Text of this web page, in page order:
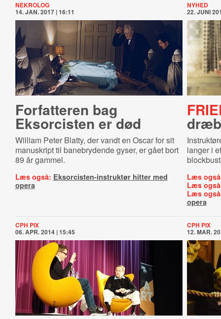
NEKROLOG
14. JAN. 2017 | 16:11
Forfatteren bag
Eksorcisten er død
William Peter Blatty, der vandt en Oscar for sit
manuskript til banebrydende gyser, er gået bort
89 år gammel.
Læs også: Eksorcisten-instruktør hitter med
opera
NYHED
22. JUNI
langer i
Læs
Læs
Læs
opera
CPH PIX
06. APR. 2014 | 15:45
CPH PIX
12. MAR.